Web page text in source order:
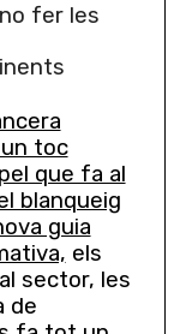
fer les
toc
que fa al
blanqueig
guia
els
sector, les
de